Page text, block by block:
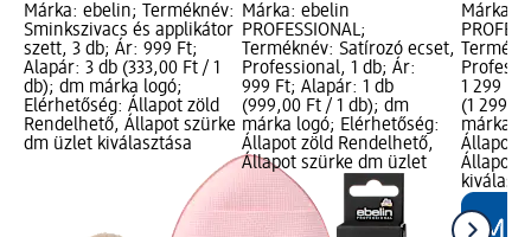
Márka: ebelin; Terméknév:
Sminkszivacs és applikátor
szett, 3 db; Ár: 999 Ft;
Alapár: 3 db (333,00 Ft / 1
db); dm márka logó;
Elérhetőség: Állapot zöld
Rendelhető, Állapot szürke
dm üzlet kiválasztása
Márka: ebelin
PROFESSIONAL;
Terméknév: Satírozó ecset,
Professional, 1 db; Ár:
999 Ft; Alapár: 1 db
(999,00 Ft / 1 db); dm
márka logó; Elérhetőség:
Állapot zöld Rendelhető,
Állapot szürke dm üzlet
Márka:
1 299
(1
márka
Állapot
Állapot